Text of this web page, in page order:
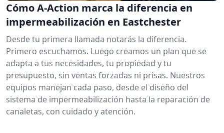
Cómo A-Action marca la diferencia en
impermeabilización en Eastchester
Desde tu primera llamada notarás la diferencia.
Primero escuchamos. Luego creamos un plan que se
adapta a tus necesidades, tu propiedad y tu
presupuesto, sin ventas forzadas ni prisas. Nuestros
equipos manejan cada paso, desde el diseño del
sistema de impermeabilización hasta la reparación de
canaletas, con cuidado y atención.